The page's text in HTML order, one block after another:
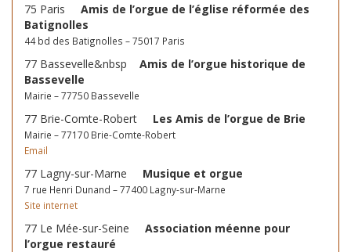
75 Paris Amis de l’orgue de l’église réformée des
Batignolles
44 bd des Batignolles – 75017 Paris
77 Bassevelle&nbsp Amis de l’orgue historique de
Bassevelle
Mairie – 77750 Bassevelle
77 Brie-Comte-Robert Les Amis de l’orgue de Brie
Mairie – 77170 Brie-Comte-Robert
Email
77 Lagny-sur-Marne Musique et orgue
7 rue Henri Dunand – 77400 Lagny-sur-Marne
Site internet
77 Le Mée-sur-Seine Association méenne pour
l’orgue restauré